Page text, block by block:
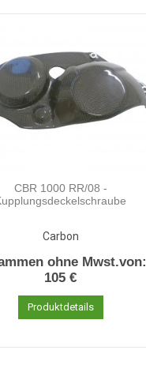
CBR 1000 RR/08 -
Carbon
ohne Mwst.von:
105 €
Produktdetails